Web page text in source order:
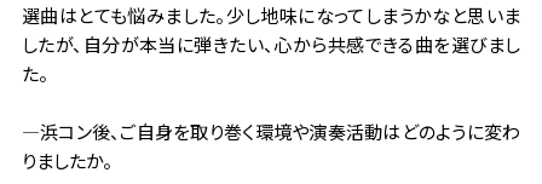
選曲はとても悩みました。少し地味になってしまうかなと思いま
したが、自分が本当に弾きたい、心から共感できる曲を選びまし
た。
―浜コン後、ご自身を取り巻く環境や演奏活動はどのように変わ
りましたか。